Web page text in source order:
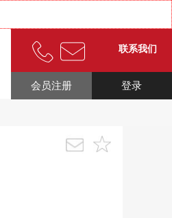
联系我们
登录
会员注册